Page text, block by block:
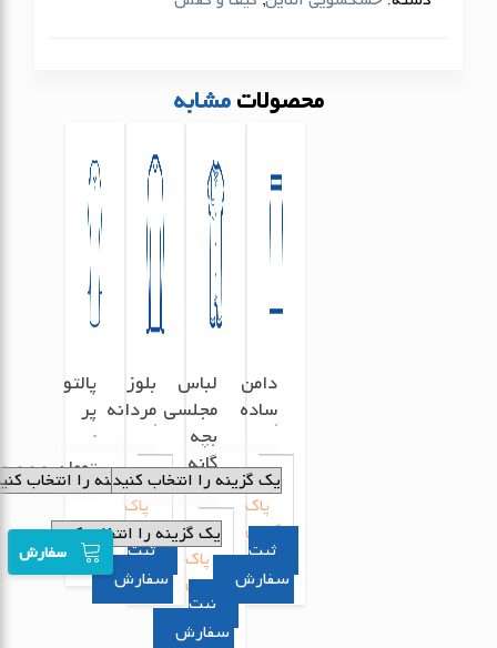
محصولاتمشابه
پالتو
پر
تومان180,000
سفارش
بلوز
مردانه
پاک
کردن
سفارش
لباس
مجلسی
بچه
گانه
پاک
کردن
سفارش
دامن
ساده
پاک
کردن
سفارش